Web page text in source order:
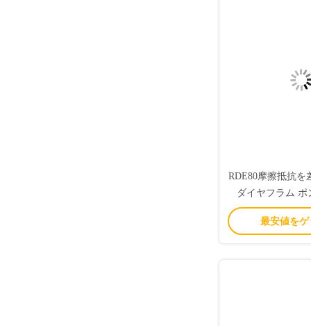
RDE80摩擦抵抗を
ダイヤフラム ポ
最安値を